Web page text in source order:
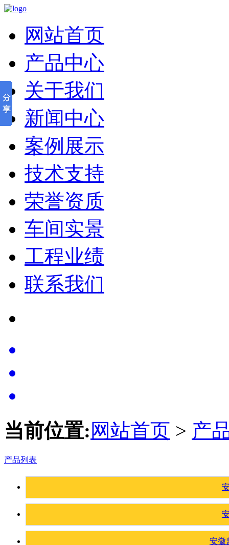
网站首页
产品中心
关于我们
新闻中心
案例展示
技术支持
荣誉资质
车间实景
工程业绩
联系我们
当前位置: 网站首页 > 产
产品列表
安徽